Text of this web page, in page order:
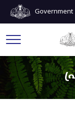
Government